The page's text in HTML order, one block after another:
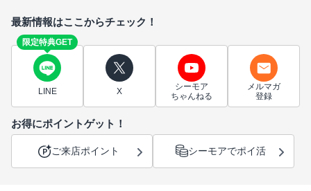
最新情報はここからチェック！
限定特典GET
LINE X
シーモア
ちゃんねる
メルマガ
登録
お得にポイントゲット！
ご来店ポイント シーモアでポイ活